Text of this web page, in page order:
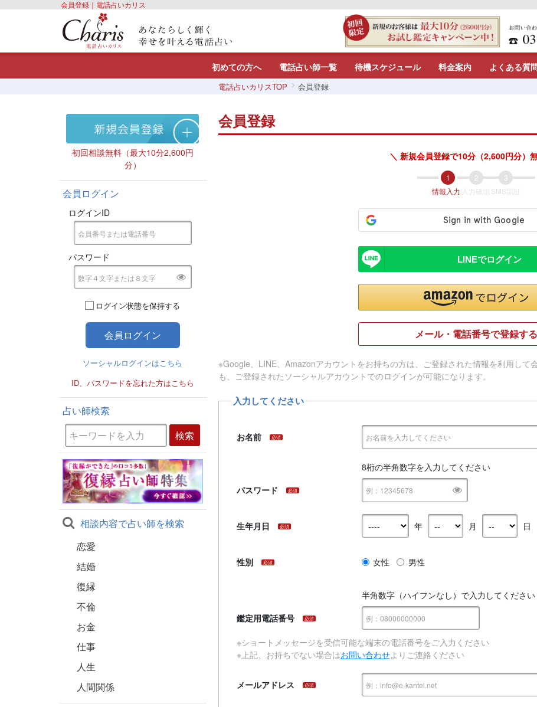
会員登録｜電話占いカリス
初めての方へ 電話占い師一覧 待機スケジュール 料金案内 よくある質
電話占いカリスTOP 会員登録
初回相談無料（最大10分2,600円
分）
会員ログイン
ログインID
パスワード
ログイン状態を保持する
ソーシャルログインはこちら
ID、パスワードを忘れた方はこちら
占い師検索
相談内容で占い師を検索
恋愛
結婚
復縁
不倫
お金
仕事
人生
人間関係
会員登録
＼ 新規会員登録で10分（2,600円分）
情報入力 入力確認 SMS認証
LINEでログイン
メール・電話番号で登録する
※Google、LINE、Amazonアカウントをお持ちの方は、ご登録された情報を利用して
も、ご登録されたソーシャルアカウントでのログインが可能になります。
入力してください
お名前 必須
パスワード 必須
8桁の半角数字を入力してください
生年月日 必須 年 月 日
性別 必須 女性 男性
鑑定用電話番号 必須
半角数字（ハイフンなし）で入力してください
※ショートメッセージを受信可能な端末の電話番号をご入力ください
※上記、お持ちでない場合はお問い合わせよりご連絡ください
メールアドレス 必須